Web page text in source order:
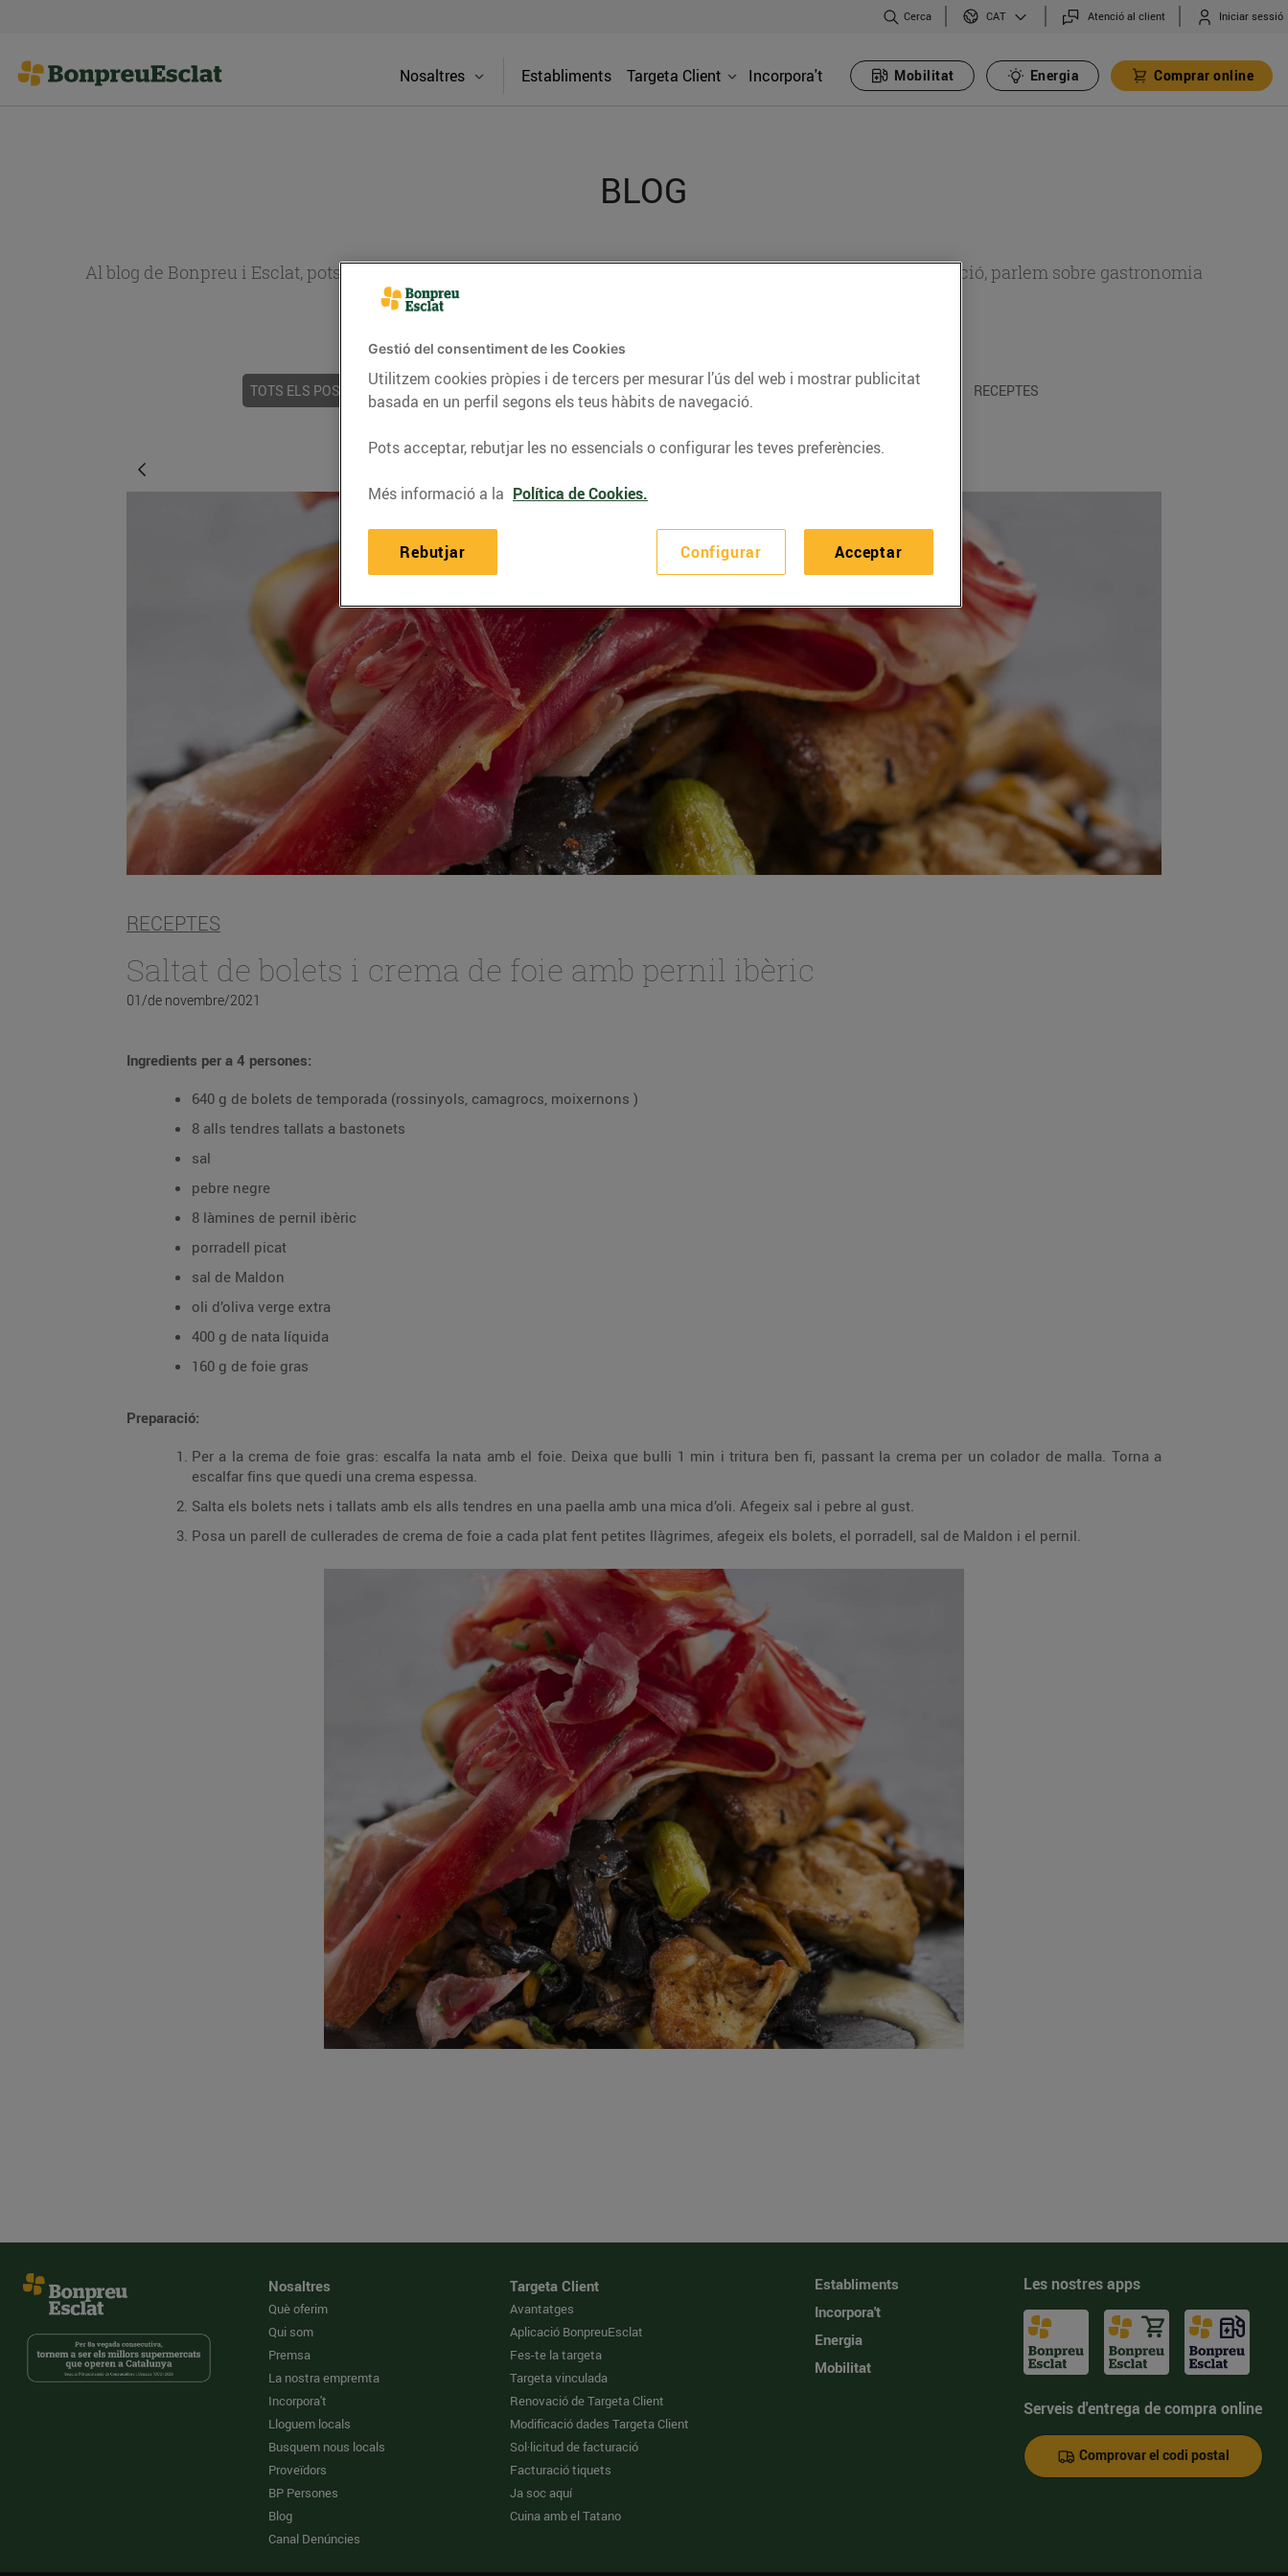
Cerca CAT Atenció al client Iniciar sessió
Nosaltres Establiments Targeta Client Incorpora't Mobilitat Energia Comprar online
BLOG
Al blog de Bonpreu i Esclat, pots trobar receptes, consells nutricionals, informació d’actualitat sobre alimentació, parlem sobre gastronomia
TOTS ELS POSTS ACTUALITAT CONSELLS I HÀBITS SALUDABLES ENERGIA GASTRONOMIA I TRADICIONS RECEPTES
RECEPTES
Saltat de bolets i crema de foie amb pernil ibèric
01/de novembre/2021
Ingredients per a 4 persones:
640 g de bolets de temporada (rossinyols, camagrocs, moixernons )
8 alls tendres tallats a bastonets
sal
pebre negre
8 làmines de pernil ibèric
porradell picat
sal de Maldon
oli d’oliva verge extra
400 g de nata líquida
160 g de foie gras
Preparació:
Per a la crema de foie gras: escalfa la nata amb el foie. Deixa que bulli 1 min i tritura ben fi, passant la crema per un colador de malla. Torna a
escalfar fins que quedi una crema espessa.
Salta els bolets nets i tallats amb els alls tendres en una paella amb una mica d’oli. Afegeix sal i pebre al gust.
Posa un parell de cullerades de crema de foie a cada plat fent petites llàgrimes, afegeix els bolets, el porradell, sal de Maldon i el pernil.
Nosaltres
Què oferim
Qui som
Premsa
La nostra empremta
Incorpora't
Lloguem locals
Busquem nous locals
Proveïdors
BP Persones
Blog
Canal Denúncies
Targeta Client
Avantatges
Aplicació BonpreuEsclat
Fes-te la targeta
Targeta vinculada
Renovació de Targeta Client
Modificació dades Targeta Client
Sol·licitud de facturació
Facturació tiquets
Ja soc aquí
Cuina amb el Tatano
Establiments
Incorpora't
Energia
Mobilitat
Les nostres apps
Serveis d'entrega de compra online
Comprovar el codi postal
Gestió del consentiment de les Cookies
Utilitzem cookies pròpies i de tercers per mesurar l’ús del web i mostrar publicitat
basada en un perfil segons els teus hàbits de navegació.
Pots acceptar, rebutjar les no essencials o configurar les teves preferències.
Més informació a la Política de Cookies.
Configurar
Rebutjar Acceptar